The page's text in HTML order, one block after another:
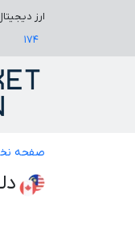
ارز
۱۷۴
صفحه